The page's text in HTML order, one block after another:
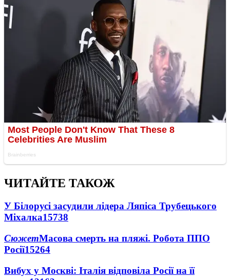
ЧИТАЙТЕ ТАКОЖ
У Білорусі засудили лідера Ляпіса Трубецького
Міхалка15738
СюжетМасова смерть на пляжі. Робота ППО
Росії15264
Вибух у Москві: Італія відповіла Росії на її